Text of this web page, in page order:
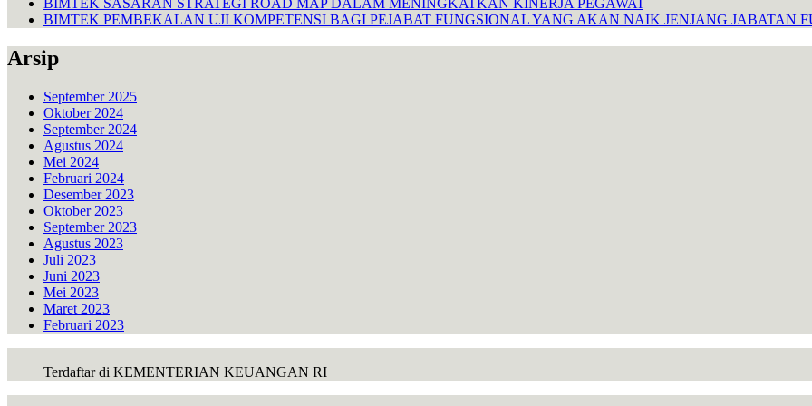
BIMTEK SASARAN STRATEGI ROAD MAP DALAM MENINGKATKAN KINERJA PEGAWAI
BIMTEK PEMBEKALAN UJI KOMPETENSI BAGI PEJABAT FUNGSIONAL YANG AKAN NAIK JENJANG JABATAN
Arsip
September 2025
Oktober 2024
September 2024
Agustus 2024
Mei 2024
Februari 2024
Desember 2023
Oktober 2023
September 2023
Agustus 2023
Juli 2023
Juni 2023
Mei 2023
Maret 2023
Februari 2023
Terdaftar di KEMENTERIAN KEUANGAN RI